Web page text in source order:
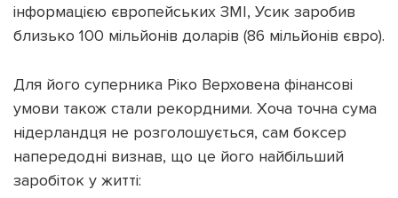
інформацією європейських ЗМІ, Усик заробив
близько 100 мільйонів доларів (86 мільйонів євро).
Для його суперника Ріко Верховена фінансові
умови також стали рекордними. Хоча точна сума
нідерландця не розголошується, сам боксер
напередодні визнав, що це його найбільший
заробіток у житті: